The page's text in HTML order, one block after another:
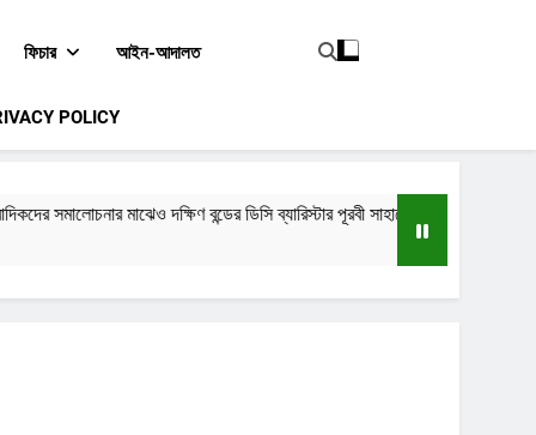
ফিচার আইন-আদালত
POLICY
ডিসি ব্যারিস্টার পূরবী সাহাকে নিয়ে বেশিরভাগ মতামতই ইতিবাচক